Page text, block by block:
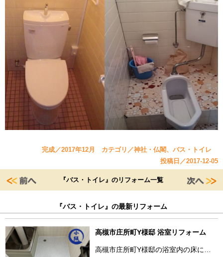
完成／2017年12月 カテゴリ／神社・仏閣、バス・トイレ
投稿日／2017-12-05
『バス・トイレ』のリフォーム一覧
『バス・トイレ』の最新リフォーム
高槻市庄所町Y様邸 浴室リフォーム
高槻市庄所町Y様邸の浴室内の床に…